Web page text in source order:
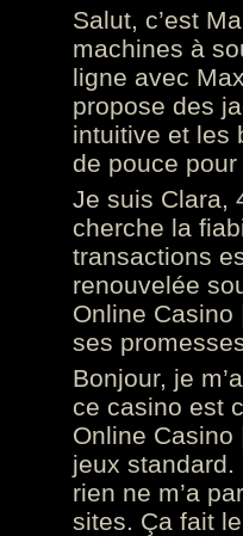
Salut, c’est
machines à
ligne avec
propose des
intuitive et les
de pouce
Je suis Clara,
cherche la
transactions
renouvelée
Online
ses
Bonjour, je
ce casino est
Online
jeux standard.
rien ne m’a
sites. Ça fait